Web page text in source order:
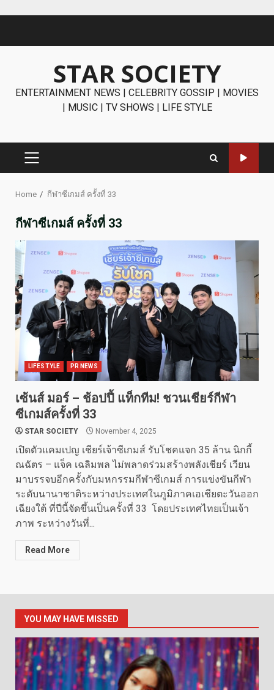
STAR SOCIETY
ENTERTAINMENT NEWS | CELEBRITY GOSSIP | MOVIES
| MUSIC | TV SHOWS | LIFE STYLE
PRIMARY
Home กีฬาซีเกมส์ ครั้งที่ 33
กีฬาซีเกมส์ ครั้งที่ 33
LIFESTYLE PR NEWS
เซ้นส์ มอร์ – ช้อปปี้ แท็กทีม! ชวนเชียร์กีฬา
ซีเกมส์ครั้งที่ 33
STAR SOCIETY November 4, 2025
เปิดตัวแคมเปญ เชียร์เจ้าซีเกมส์ รับโชคแจก 35 ล้าน นิกกี้
ณฉัตร – แจ็ค เฉลิมพล ไม่พลาดร่วมสร้างพลังเชียร์ เวียน
มาบรรจบอีกครั้งกับมหกรรมกีฬาซีเกมส์ การแข่งขันกีฬา
ระดับนานาชาติระหว่างประเทศในภูมิภาคเอเชียตะวันออก
เฉียงใต้ ที่ปีนี้จัดขึ้นเป็นครั้งที่ 33 โดยประเทศไทยเป็นเจ้า
ภาพ ระหว่างวันที่...
Read More
YOU MAY HAVE MISSED